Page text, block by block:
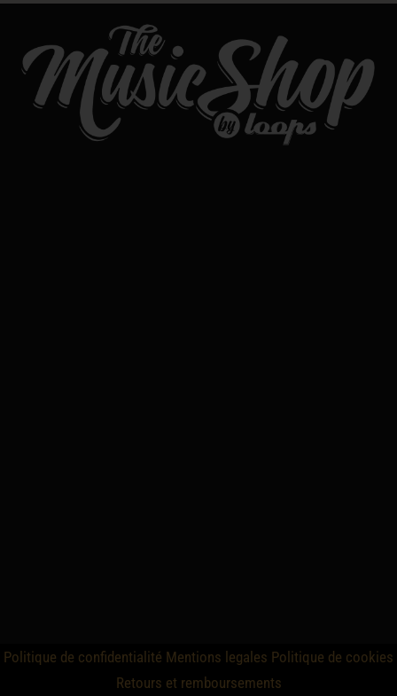
Politique de confidentialité Mentions legales Politique de cookies
Retours et remboursements